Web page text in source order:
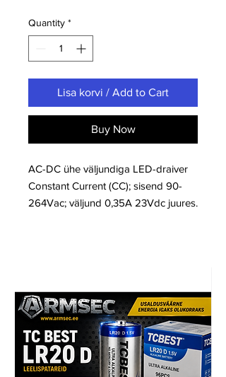
Quantity *
Lisa korvi / Add to Cart
Buy Now
AC-DC ühe väljundiga LED-draiver
Constant Current (CC); sisend 90-
264Vac; väljund 0,35A 23Vdc juures.